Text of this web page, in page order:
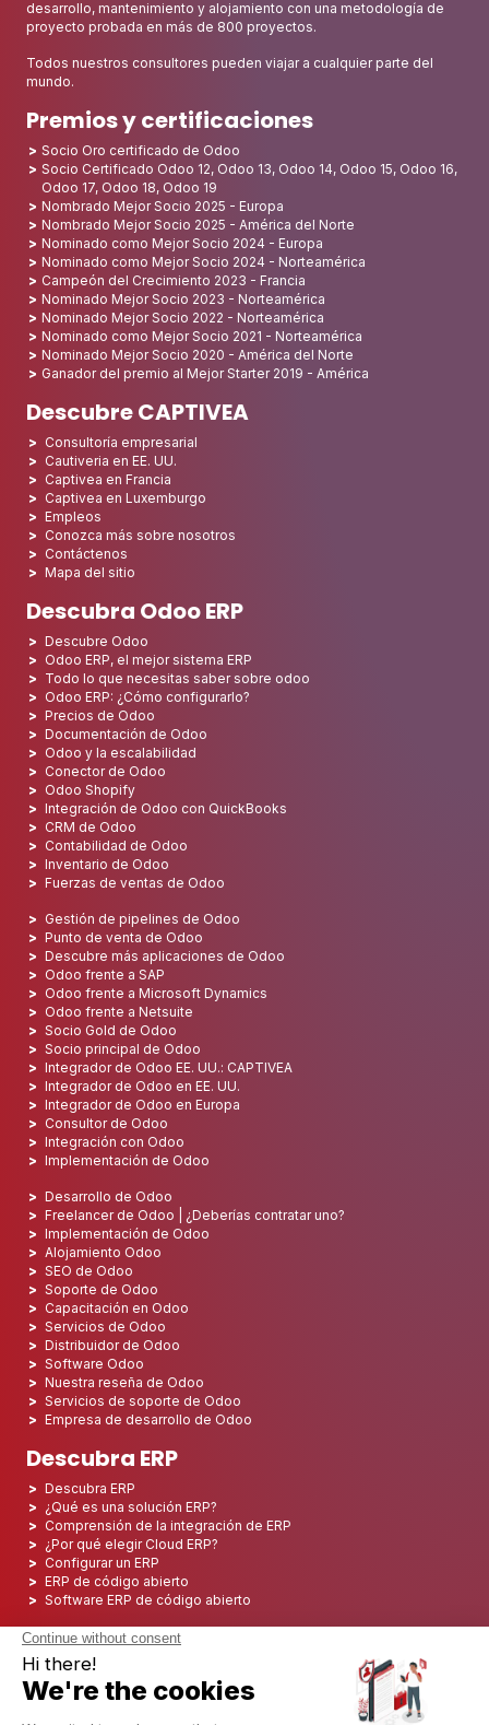
desarrollo, mantenimiento y alojamiento con una metodología de
proyecto probada en más de 800 proyectos.
Todos nuestros consultores pueden viajar a cualquier parte del
mundo.
Premios y certificaciones
Socio Oro certificado de Odoo
Socio Certificado Odoo 12, Odoo 13, Odoo 14, Odoo 15, Odoo 16,
Odoo 17, Odoo 18, Odoo 19
Nombrado Mejor Socio 2025 - Europa
Nombrado Mejor Socio 2025 - América del Norte
Nominado como Mejor Socio 2024 - Europa
Nominado como Mejor Socio 2024 - Norteamérica
Campeón del Crecimiento 2023 - Francia
Nominado Mejor Socio 2023 - Norteamérica
Nominado Mejor Socio 2022 - Norteamérica
Nominado como Mejor Socio 2021 - Norteamérica
Nominado Mejor Socio 2020 - América del Norte
Ganador del premio al Mejor Starter 2019 - América
Descubre CAPTIVEA
Consultoría empresarial
Cautiveria en EE. UU.
Captivea en Francia
Captivea en Luxemburgo
Empleos
Conozca más sobre nosotros
Contáctenos
Mapa del sitio
Descubra Odoo ERP
Descubre Odoo
Odoo ERP, el mejor sistema ERP
Todo lo que necesitas saber sobre odoo
Odoo ERP: ¿Cómo configurarlo?
Precios de Odoo
Documentación de Odoo
Odoo y la escalabilidad
Conector de Odoo
Odoo Shopify
Integración de Odoo con QuickBooks
CRM de Odoo
Contabilidad de Odoo
Inventario de Odoo
Fuerzas de ventas de Odoo
Gestión de pipelines de Odoo
Punto de venta de Odoo
Descubre más aplicaciones de Odoo
Odoo frente a SAP
Odoo frente a Microsoft Dynamics
Odoo frente a Netsuite
Socio Gold de Odoo
Socio principal de Odoo
Integrador de Odoo EE. UU.: CAPTIVEA
Integrador de Odoo en EE. UU.
Integrador de Odoo en Europa
Consultor de Odoo
Integración con Odoo
Implementación de Odoo
Desarrollo de Odoo
Freelancer de Odoo | ¿Deberías contratar uno?
Implementación de Odoo
Alojamiento Odoo
SEO de Odoo
Soporte de Odoo
Capacitación en Odoo
Servicios de Odoo
Distribuidor de Odoo
Software Odoo
Nuestra reseña de Odoo
Servicios de soporte de Odoo
Empresa de desarrollo de Odoo
Descubra ERP
Descubra ERP
¿Qué es una solución ERP?
Comprensión de la integración de ERP
¿Por qué elegir Cloud ERP?
Configurar un ERP
ERP de código abierto
Software ERP de código abierto
Los 5 mejores ERP de código abierto
Implementación de ERP
Integración ERP
Implementación de ERP